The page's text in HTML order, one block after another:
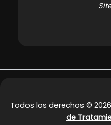
Todos los derechos ©
de